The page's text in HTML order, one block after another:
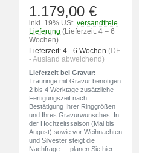
1.179,00 €
inkl. 19% USt. versandfreie
Lieferung (Lieferzeit: 4 – 6
Wochen)
Lieferzeit: 4 - 6 Wochen (DE
- Ausland abweichend)
Lieferzeit bei Gravur:
Trauringe mit Gravur benötigen
2 bis 4 Werktage zusätzliche
Fertigungszeit nach
Bestätigung Ihrer Ringgrößen
und Ihres Gravurwunsches. In
der Hochzeitssaison (Mai bis
August) sowie vor Weihnachten
und Silvester steigt die
Nachfrage — planen Sie hier